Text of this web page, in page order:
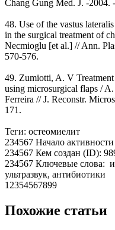
Chang Gung Med. J. -2004.
48. Use of the vastus
in the surgical treatment of
Necmioglu [et al.] // Ann.
570-576.
49. Zumiotti, A. V
using microsurgical flaps /
Ferreira // J. Reconstr.
171.
Теги: остеомиелит
234567 Начало
234567 Кем создан (ID):
234567 Ключевые слова:
ультразвук, антибиотики
12354567899
Похожие статьи